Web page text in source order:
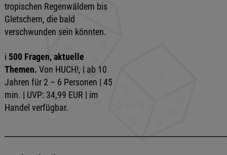
tropischen Regenwäldern bis
Gletschern, die bald
verschwunden sein könnten.
i 500 Fragen, aktuelle
Themen. Von HUCH!, | ab 10
Jahren für 2 – 6 Personen | 45
min. | UVP: 34,99 EUR | im
Handel verfügbar.